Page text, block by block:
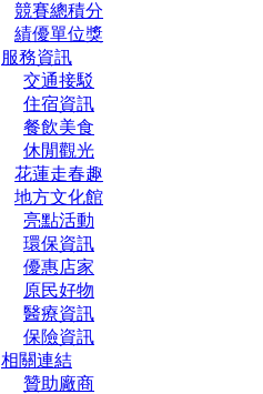
競賽總積分
績優單位獎
服務資訊
交通接駁
住宿資訊
餐飲美食
休閒觀光
花蓮走春趣
地方文化館
亮點活動
環保資訊
優惠店家
原民好物
醫療資訊
保險資訊
相關連結
贊助廠商